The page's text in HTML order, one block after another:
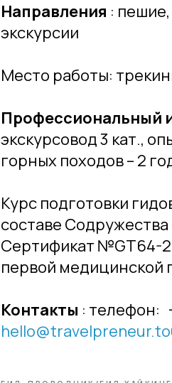
Направления :
экскурсии
Место работы:
Профессиональный
экскурсовод 3 кат.,
горных походов – 2
Курс подготовки
составе
Сертификат №GT64-
первой
Контакты : телефон: